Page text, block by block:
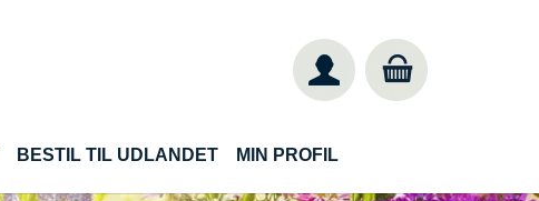
BESTIL TIL UDLANDET MIN PROFIL